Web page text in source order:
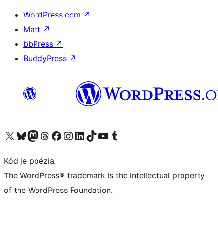
WordPress.com ↗
Matt ↗
bbPress ↗
BuddyPress ↗
Navštívte náš účet na X (predtým Twitter)
Navštívte náš účet na platforme Bluesky
Navštívte náš účet na Mastodone
Navštívte náš účet na platforme Threads
Navštívte našu stránku na Facebooku
Navštívte náš účet Instagram
Navštívte náš účet LinkedIn
Navštívte náš účet na platforme TikTok
Navštívte náš kanál YouTube
Navštívte náš účet na platforme Tumblr
Kód je poézia.
The WordPress® trademark is the intellectual property
of the WordPress Foundation.